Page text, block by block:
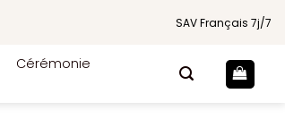
SAV Français 7j/7
Cérémonie